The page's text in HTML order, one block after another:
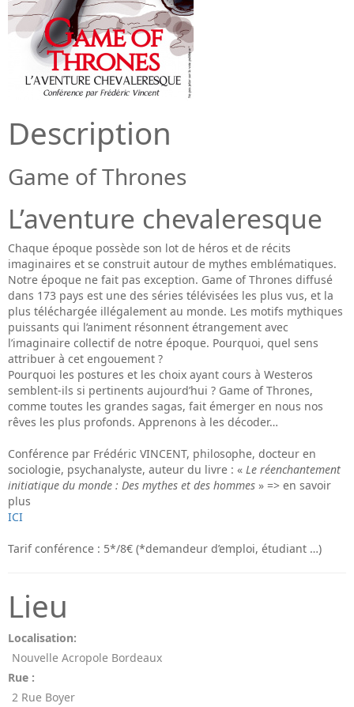
Description
Game of Thrones
L’aventure chevaleresque
Chaque époque possède son lot de héros et de récits
imaginaires et se construit autour de mythes emblématiques.
Notre époque ne fait pas exception. Game of Thrones diffusé
dans 173 pays est une des séries télévisées les plus vus, et la
plus téléchargée illégalement au monde. Les motifs mythiques
puissants qui l’animent résonnent étrangement avec
l’imaginaire collectif de notre époque. Pourquoi, quel sens
attribuer à cet engouement ?
Pourquoi les postures et les choix ayant cours à Westeros
semblent-ils si pertinents aujourd’hui ? Game of Thrones,
comme toutes les grandes sagas, fait émerger en nous nos
rêves les plus profonds. Apprenons à les décoder…
Conférence par Frédéric VINCENT, philosophe, docteur en
sociologie, psychanalyste, auteur du livre : « Le réenchantement
initiatique du monde : Des mythes et des hommes » => en savoir
plus
ICI
Tarif conférence : 5*/8€ (*demandeur d’emploi, étudiant …)
Lieu
Localisation:
Nouvelle Acropole Bordeaux
Rue :
2 Rue Boyer